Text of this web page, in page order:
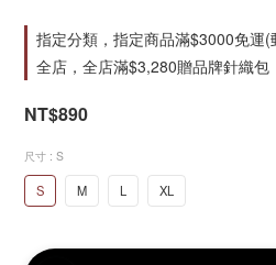
指定分類，指定商品滿$3000免運
全店，全店滿$3,280贈品牌針織包
NT$890
尺寸 : S
S M L XL